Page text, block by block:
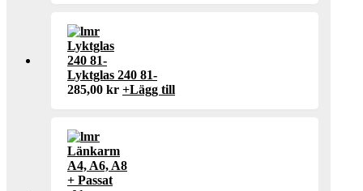
Lyktglas 240 81-
285,00 kr +Lägg till